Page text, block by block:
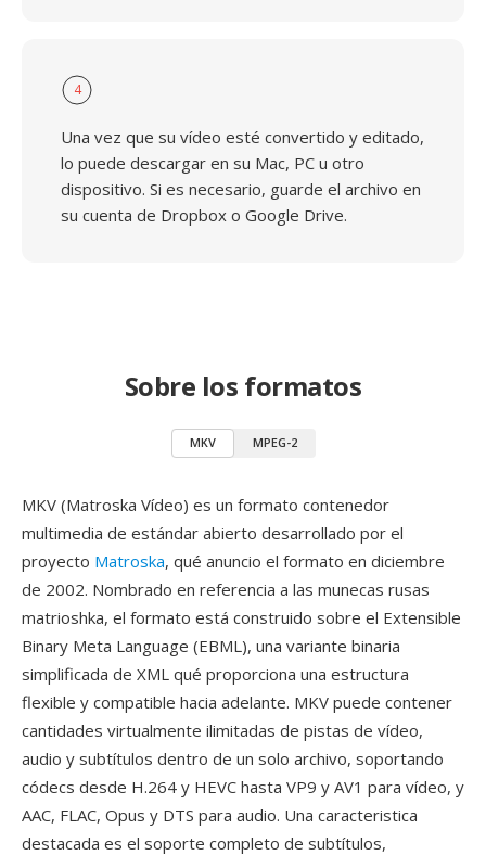
4
Una vez que su vídeo esté convertido y editado,
lo puede descargar en su Mac, PC u otro
dispositivo. Si es necesario, guarde el archivo en
su cuenta de Dropbox o Google Drive.
Sobre los formatos
MKV MPEG-2
MKV (Matroska Vídeo) es un formato contenedor
multimedia de estándar abierto desarrollado por el
proyecto Matroska, qué anuncio el formato en diciembre
de 2002. Nombrado en referencia a las munecas rusas
matrioshka, el formato está construido sobre el Extensible
Binary Meta Language (EBML), una variante binaria
simplificada de XML qué proporciona una estructura
flexible y compatible hacia adelante. MKV puede contener
cantidades virtualmente ilimitadas de pistas de vídeo,
audio y subtítulos dentro de un solo archivo, soportando
códecs desde H.264 y HEVC hasta VP9 y AV1 para vídeo, y
AAC, FLAC, Opus y DTS para audio. Una caracteristica
destacada es el soporte completo de subtítulos,